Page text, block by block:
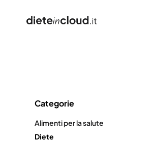
Categorie
Alimenti per la salute
Diete